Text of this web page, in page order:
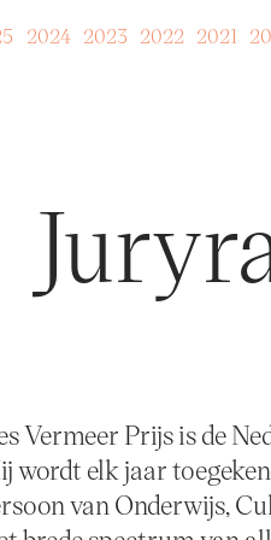
2024 2023 2022 2021
Vermeer Prijs is de
wordt elk jaar
van Onderwijs,